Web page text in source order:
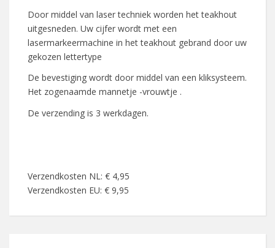
Door middel van laser techniek worden het teakhout
uitgesneden. Uw cijfer wordt met een
lasermarkeermachine in het teakhout gebrand door uw
gekozen lettertype
De bevestiging wordt door middel van een kliksysteem.
Het zogenaamde mannetje -vrouwtje .
De verzending is 3 werkdagen.
Verzendkosten NL: € 4,95
Verzendkosten EU: € 9,95